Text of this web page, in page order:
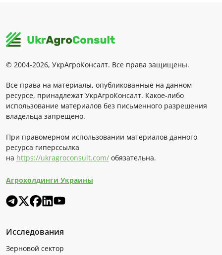
© 2004-2026, УкрАгроКонсалт. Все права защищены.
Все права на материалы, опубликованные на данном
ресурсе, принадлежат УкрАгроКонсалт. Какое-либо
использование материалов без письменного разрешения
владельца запрещено.
При правомерном использовании материалов данного
ресурса гиперссылка
на https://ukragroconsult.com/ обязательна.
Агрохолдинги Украины
Исследования
Зерновой сектор